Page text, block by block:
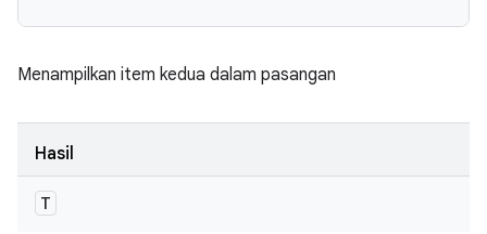
Menampilkan item kedua dalam pasangan
Hasil
T